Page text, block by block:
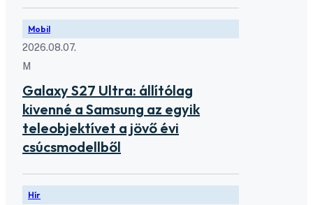
Mobil
2026.08.07.
M
Galaxy S27 Ultra: állítólag
kivenné a Samsung az egyik
teleobjektívet a jövő évi
csúcsmodellből
Hír